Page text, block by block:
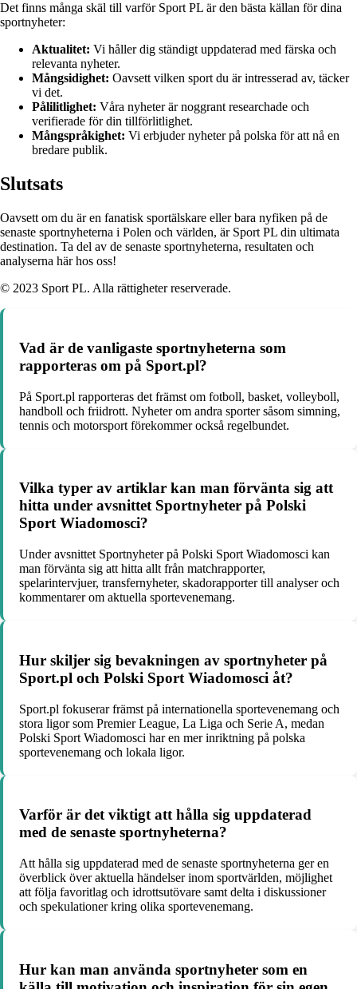
Det finns många skäl till varför Sport PL är den bästa källan för dina
sportnyheter:
Aktualitet: Vi håller dig ständigt uppdaterad med färska och
relevanta nyheter.
Mångsidighet: Oavsett vilken sport du är intresserad av, täcker
vi det.
Pålilitlighet: Våra nyheter är noggrant researchade och
verifierade för din tillförlitlighet.
Mångspråkighet: Vi erbjuder nyheter på polska för att nå en
bredare publik.
Slutsats
Oavsett om du är en fanatisk sportälskare eller bara nyfiken på de
senaste sportnyheterna i Polen och världen, är Sport PL din ultimata
destination. Ta del av de senaste sportnyheterna, resultaten och
analyserna här hos oss!
© 2023 Sport PL. Alla rättigheter reserverade.
Vad är de vanligaste sportnyheterna som
rapporteras om på Sport.pl?
På Sport.pl rapporteras det främst om fotboll, basket, volleyboll,
handboll och friidrott. Nyheter om andra sporter såsom simning,
tennis och motorsport förekommer också regelbundet.
Vilka typer av artiklar kan man förvänta sig att
hitta under avsnittet Sportnyheter på Polski
Sport Wiadomosci?
Under avsnittet Sportnyheter på Polski Sport Wiadomosci kan
man förvänta sig att hitta allt från matchrapporter,
spelarintervjuer, transfernyheter, skadorapporter till analyser och
kommentarer om aktuella sportevenemang.
Hur skiljer sig bevakningen av sportnyheter på
Sport.pl och Polski Sport Wiadomosci åt?
Sport.pl fokuserar främst på internationella sportevenemang och
stora ligor som Premier League, La Liga och Serie A, medan
Polski Sport Wiadomosci har en mer inriktning på polska
sportevenemang och lokala ligor.
Varför är det viktigt att hålla sig uppdaterad
med de senaste sportnyheterna?
Att hålla sig uppdaterad med de senaste sportnyheterna ger en
överblick över aktuella händelser inom sportvärlden, möjlighet
att följa favoritlag och idrottsutövare samt delta i diskussioner
och spekulationer kring olika sportevenemang.
Hur kan man använda sportnyheter som en